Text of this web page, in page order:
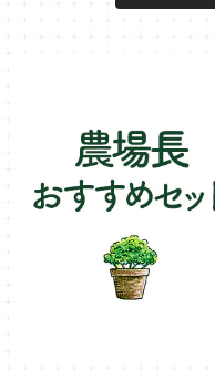
キュウリのコンパニオン
イチゴをおいしく育てたい
タイム・ハーブ苗
マロウ・ハーブ苗
ヒソップ・ハーブ苗
オレガノ・ハーブ苗
樹脂製 / プラ製プランター
ファイバー製プランター
ブリキ製プランター
オーニング
シェード
テーブル・チェア・ベンチ